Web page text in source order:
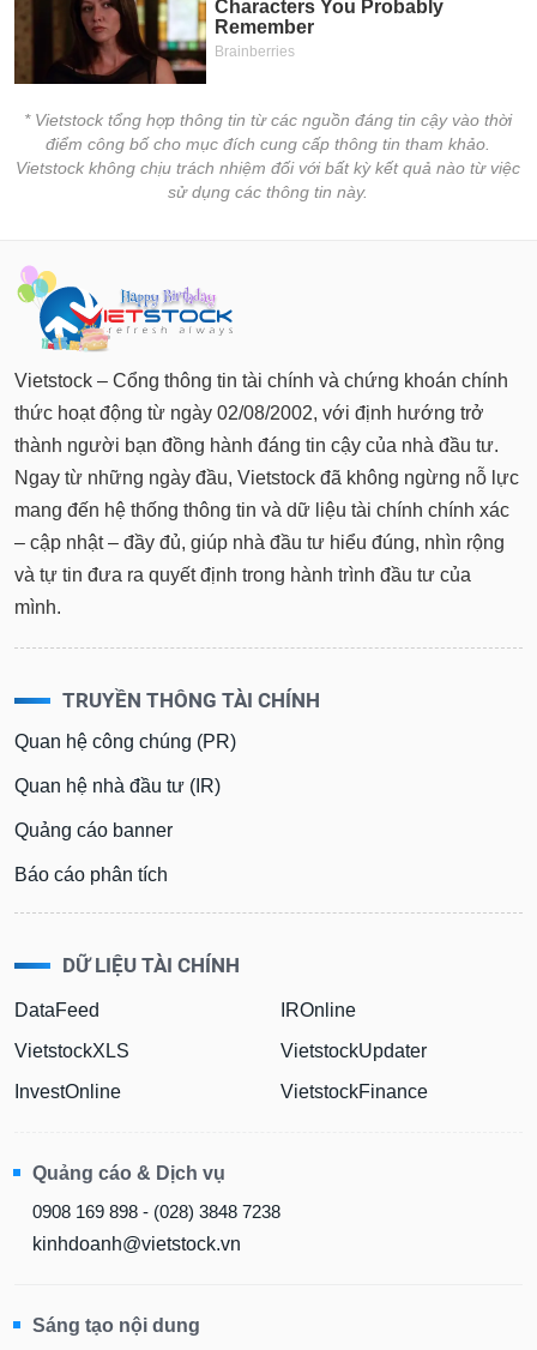
* Vietstock tổng hợp thông tin từ các nguồn đáng tin cậy vào thời
điểm công bố cho mục đích cung cấp thông tin tham khảo.
Vietstock không chịu trách nhiệm đối với bất kỳ kết quả nào từ việc
sử dụng các thông tin này.
Vietstock – Cổng thông tin tài chính và chứng khoán chính
thức hoạt động từ ngày 02/08/2002, với định hướng trở
thành người bạn đồng hành đáng tin cậy của nhà đầu tư.
Ngay từ những ngày đầu, Vietstock đã không ngừng nỗ lực
mang đến hệ thống thông tin và dữ liệu tài chính chính xác
– cập nhật – đầy đủ, giúp nhà đầu tư hiểu đúng, nhìn rộng
và tự tin đưa ra quyết định trong hành trình đầu tư của
mình.
TRUYỀN THÔNG TÀI CHÍNH
Quan hệ công chúng (PR)
Quan hệ nhà đầu tư (IR)
Quảng cáo banner
Báo cáo phân tích
DỮ LIỆU TÀI CHÍNH
DataFeed
VietstockXLS
InvestOnline
IROnline
VietstockUpdater
VietstockFinance
Quảng cáo & Dịch vụ
0908 169 898 - (028) 3848 7238
kinhdoanh@vietstock.vn
Sáng tạo nội dung